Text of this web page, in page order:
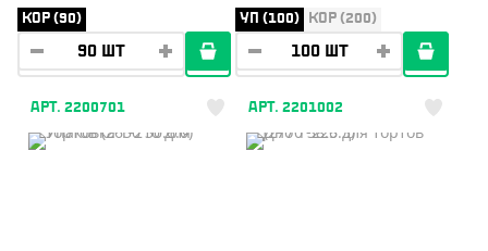
КОР (90) УП (100) КОР (200)
АРТ. 2200701 АРТ. 2201002